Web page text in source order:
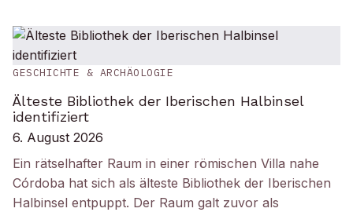
GESCHICHTE & ARCHÄOLOGIE
Älteste Bibliothek der Iberischen Halbinsel
identifiziert
6. August 2026
Ein rätselhafter Raum in einer römischen Villa nahe
Córdoba hat sich als älteste Bibliothek der Iberischen
Halbinsel entpuppt. Der Raum galt zuvor als